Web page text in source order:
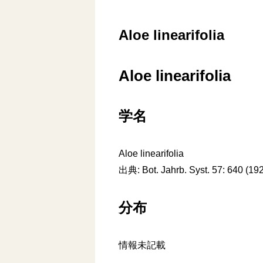
Aloe linearifolia
Aloe linearifolia
学名
Aloe linearifolia
出典: Bot. Jahrb. Syst. 57: 640
分布
情報未記載